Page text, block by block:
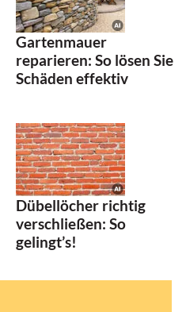
Gartenmauer
reparieren: So lösen Sie
Schäden effektiv
Dübellöcher richtig
verschließen: So
gelingt’s!